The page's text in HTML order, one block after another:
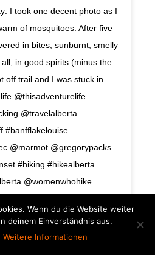
I took one decent photo as I
of mosquitoes. After five
in bites, sunburnt, smelly
in good spirits (minus the
off trail and I was stuck in
@thisadventurelife
@travelalberta
#banfflakelouise
@marmot @gregorypacks
#hiking #hikealberta
@womenwhohike
Wenn du die Website weiter
deinem Einverständnis aus.
Weitere Informationen